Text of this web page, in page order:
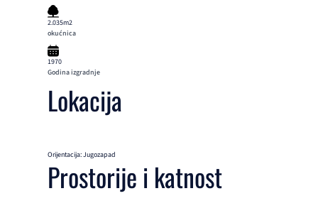
2.035m2
okućnica
1970
Godina izgradnje
Lokacija
Orijentacija: Jugozapad
Prostorije i katnost